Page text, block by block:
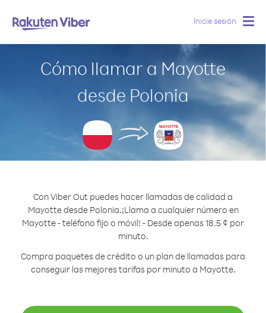
Inicie sesión
Cómo llamar a Mayotte
desde Polonia
Con Viber Out puedes hacer llamadas de calidad a
Mayotte desde Polonia.¡Llama a cualquier número en
Mayotte - teléfono fijo o móvil! - Desde apenas 18.5 ¢ por
minuto.
Compra paquetes de crédito o un plan de llamadas para
conseguir las mejores tarifas por minuto a Mayotte.